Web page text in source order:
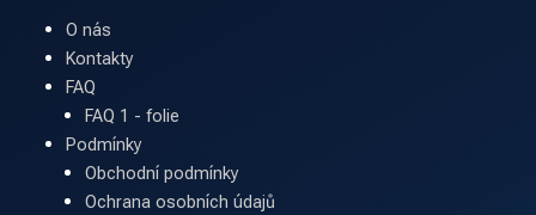
O nás
Kontakty
FAQ
FAQ 1 - folie
Podmínky
Obchodní podmínky
Ochrana osobních údajů